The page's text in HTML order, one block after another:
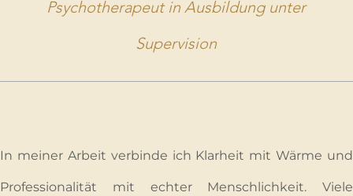
Psychotherapeut in Ausbildung unter
Supervision
In meiner Arbeit verbinde ich Klarheit mit Wärme und
Professionalität mit echter Menschlichkeit. Viele